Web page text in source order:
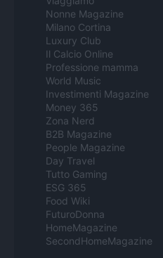
Nonne Magazine
Milano Cortina
Luxury Club
Il Calcio Online
Professione mamma
World Music
Investimenti Magazine
Money 365
Zona Nerd
B2B Magazine
People Magazine
Day Travel
Tutto Gaming
ESG 365
Food Wiki
FuturoDonna
HomeMagazine
SecondHomeMagazine